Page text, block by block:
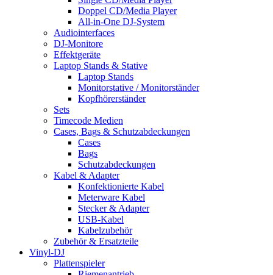
Doppel CD/Media Player
All-in-One DJ-System
Audiointerfaces
DJ-Monitore
Effektgeräte
Laptop Stands & Stative
Laptop Stands
Monitorstative / Monitorständer
Kopfhörerständer
Sets
Timecode Medien
Cases, Bags & Schutzabdeckungen
Cases
Bags
Schutzabdeckungen
Kabel & Adapter
Konfektionierte Kabel
Meterware Kabel
Stecker & Adapter
USB-Kabel
Kabelzubehör
Zubehör & Ersatzteile
Vinyl-DJ
Plattenspieler